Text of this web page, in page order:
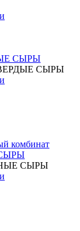
СЫРЫ
СЫРЫ
комбинат
СЫРЫ